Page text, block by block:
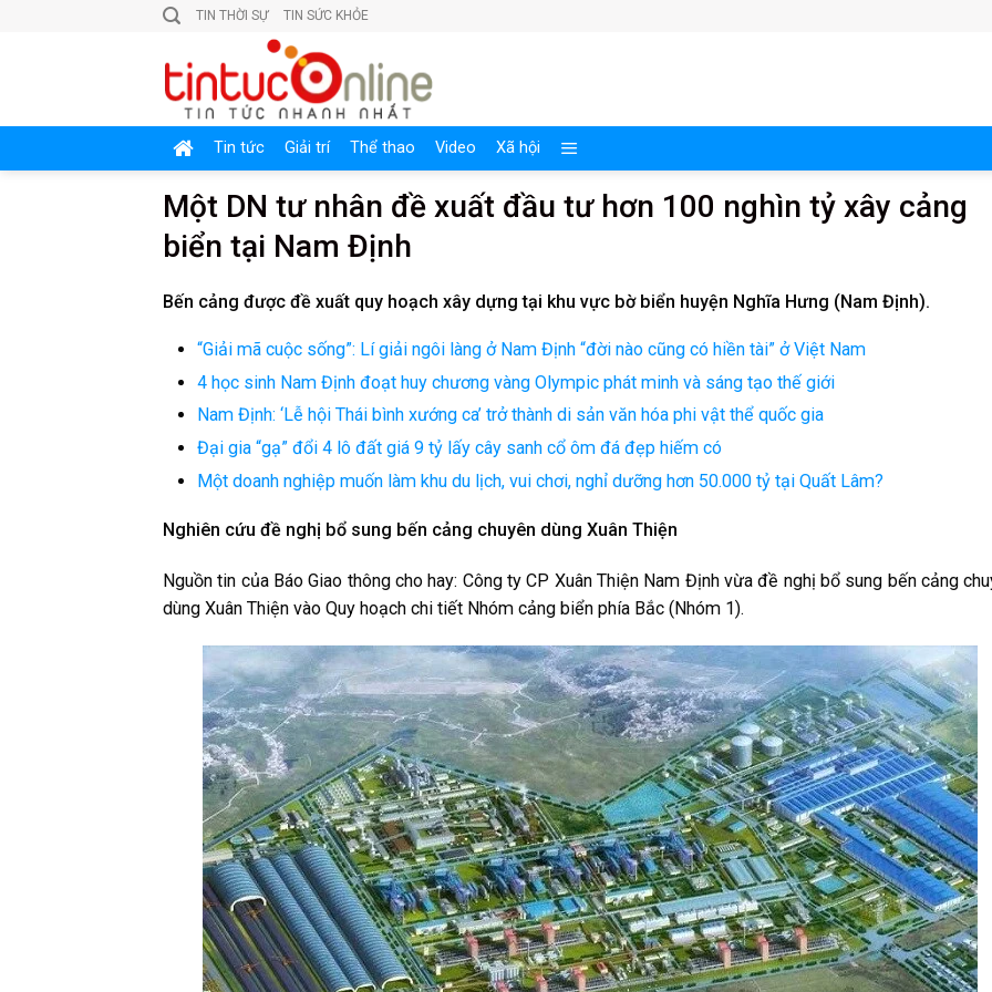
TIN THỜI SỰ TIN SỨC KHỎE
Tin tức Giải trí Thể thao Video Xã hội
Một DN tư nhân đề xuất đầu tư hơn 100 nghìn tỷ xây cảng
biển tại Nam Định
Bến cảng được đề xuất quy hoạch xây dựng tại khu vực bờ biển huyện Nghĩa Hưng (Nam Định).
“Giải mã cuộc sống”: Lí giải ngôi làng ở Nam Định “đời nào cũng có hiền tài” ở Việt Nam
4 học sinh Nam Định đoạt huy chương vàng Olympic phát minh và sáng tạo thế giới
Nam Định: ‘Lễ hội Thái bình xướng ca’ trở thành di sản văn hóa phi vật thể quốc gia
Đại gia “gạ” đổi 4 lô đất giá 9 tỷ lấy cây sanh cổ ôm đá đẹp hiếm có
Một doanh nghiệp muốn làm khu du lịch, vui chơi, nghỉ dưỡng hơn 50.000 tỷ tại Quất Lâm?
Nghiên cứu đề nghị bổ sung bến cảng chuyên dùng Xuân Thiện
Nguồn tin của Báo Giao thông cho hay: Công ty CP Xuân Thiện Nam Định vừa đề nghị bổ sung bến cảng
dùng Xuân Thiện vào Quy hoạch chi tiết Nhóm cảng biển phía Bắc (Nhóm 1).